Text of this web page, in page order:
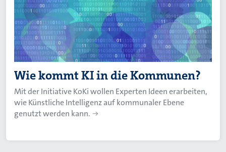
Wie kommt KI in die Kommunen?
Mit der Initiative KoKi wollen Experten Ideen erarbeiten,
wie Künstliche Intelligenz auf kommunaler Ebene
genutzt werden kann.